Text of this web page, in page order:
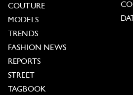
COUTURE
MODELS
TRENDS
FASHION NEWS
REPORTS
STREET
TAGBOOK